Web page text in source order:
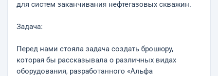
для систем заканчивания нефтегазовых скважин.
Задача:
Перед нами стояла задача создать брошюру,
которая бы рассказывала о различных видах
оборудования, разработанного «Альфа